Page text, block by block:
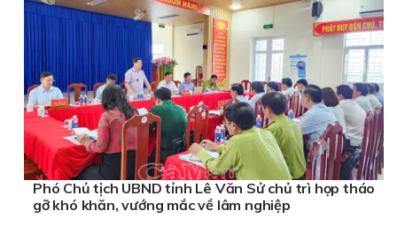
Phó Chủ tịch UBND tỉnh Lê Văn Sử chủ trì họp tháo
gỡ khó khăn, vướng mắc về lâm nghiệp